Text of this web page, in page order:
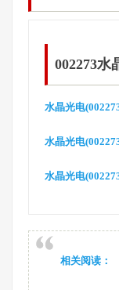
002273水
水晶光电
水晶光电
水晶光电
相关阅读：